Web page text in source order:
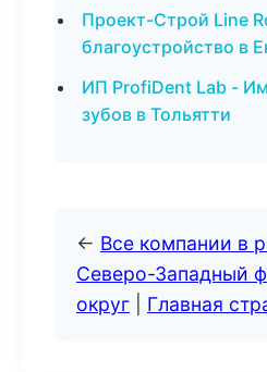
Проект-Строй Line
благоустройство в
ИП ProfiDent Lab -
зубов в Тольятти
← Все компании в
Северо-Западный
округ
Главная